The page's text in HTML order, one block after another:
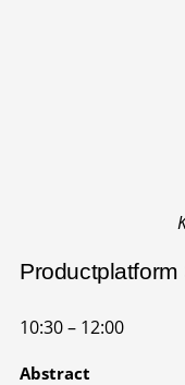
Productplatform
10:30 – 12:00​
Abstract